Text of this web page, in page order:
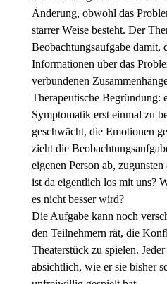
Änderung, obwohl das
starrer Weise besteht. Der
Beobachtungsaufgabe damit,
Informationen über das
verbundenen
Therapeutische Begründung:
Symptomatik erst einmal zu
geschwächt, die Emotionen
zieht die
eigenen Person ab,
ist da eigentlich los mit uns?
es nicht besser wird?
Die Aufgabe kann noch
den Teilnehmern rät, die
Theaterstück zu spielen.
absichtlich, wie er sie bisher